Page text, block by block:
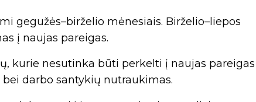
gegužės–birželio mėnesiais. Birželio–liepos
į naujas pareigas.
kurie nesutinka būti perkelti į naujas pareigas
darbo santykių nutraukimas.